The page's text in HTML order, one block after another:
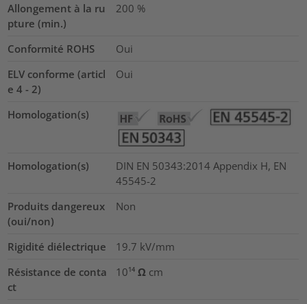
Allongement à la ru
pture (min.)
200 %
Conformité ROHS
Oui
ELV conforme (articl
e 4 - 2)
Oui
Homologation(s)
Homologation(s)
DIN EN 50343:2014 Appendix H, EN
45545-2
Produits dangereux
(oui/non)
Non
Rigidité diélectrique 19.7 kV/mm
Résistance de conta
ct
10¹⁴ Ω cm